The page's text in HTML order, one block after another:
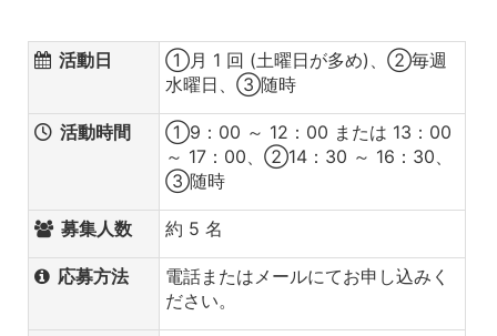
活動日
①月 1 回 (土曜日が多め)、②毎週
水曜日、③随時
活動時間
①9：00 ～ 12：00 または 13：00
～ 17：00、②14：30 ～ 16：30、
③随時
募集人数 約 5 名
応募方法
電話またはメールにてお申し込みく
ださい。